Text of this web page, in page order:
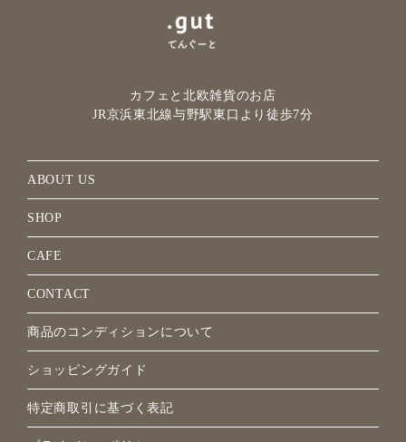
カフェと北欧雑貨のお店
JR京浜東北線与野駅東口より徒歩7分
ABOUT US
SHOP
CAFE
CONTACT
商品のコンディションについて
ショッピングガイド
特定商取引に基づく表記